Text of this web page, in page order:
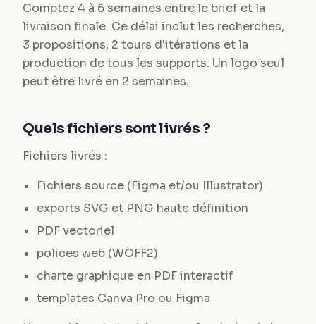
Comptez 4 à 6 semaines entre le brief et la
livraison finale. Ce délai inclut les recherches,
3 propositions, 2 tours d'itérations et la
production de tous les supports. Un logo seul
peut être livré en 2 semaines.
Quels fichiers sont livrés ?
Fichiers livrés :
Fichiers source (Figma et/ou Illustrator)
exports SVG et PNG haute définition
PDF vectoriel
polices web (WOFF2)
charte graphique en PDF interactif
templates Canva Pro ou Figma